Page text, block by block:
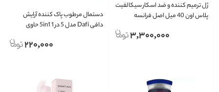
ژل ترمیم کننده و ضد اسکار سیکالفیت
پلاس اون 40 میل اصل فرانسه
3,300,000
دستمال مرطوب پاک کننده آرایش
دافی Dafi مدل 5 در 1 5in1 حاوی
220,000